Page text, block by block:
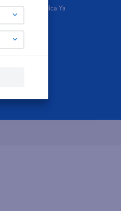
Aplica Ya